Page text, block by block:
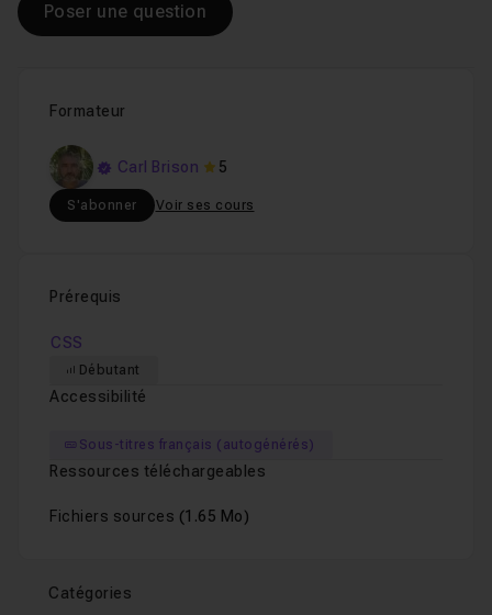
Formateur
Carl Brison 5
S'abonner Voir ses cours
Prérequis
CSS
Débutant
Accessibilité
Sous-titres français (autogénérés)
Ressources téléchargeables
Fichiers sources (1.65 Mo)
Catégories
Poser une question